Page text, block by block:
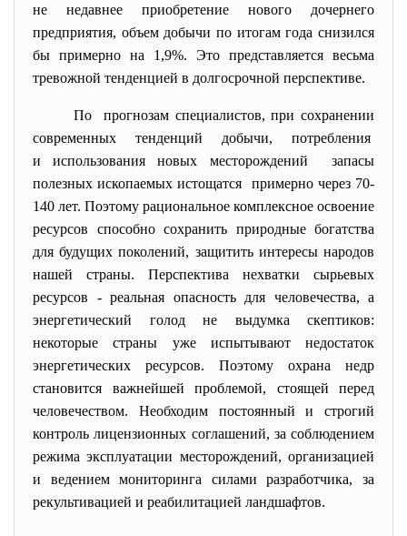
не недавнее приобретение нового дочернего
предприятия, объем добычи по итогам года снизился
бы примерно на 1,9%. Это представляется весьма
тревожной тенденцией в долгосрочной перспективе.
По прогнозам специалистов, при сохранении
современных тенденций добычи, потребления
и использования новых месторождений запасы
полезных ископаемых истощатся примерно через 70-
140 лет. Поэтому рациональное комплексное освоение
ресурсов способно сохранить природные богатства
для будущих поколений, защитить интересы народов
нашей страны. Перспектива нехватки сырьевых
ресурсов - реальная опасность для человечества, а
энергетический голод не выдумка скептиков:
некоторые страны уже испытывают недостаток
энергетических ресурсов. Поэтому охрана недр
становится важнейшей проблемой, стоящей перед
человечеством. Необходим постоянный и строгий
контроль лицензионных соглашений, за соблюдением
режима эксплуатации месторождений, организацией
и ведением мониторинга силами разработчика, за
рекультивацией и реабилитацией ландшафтов.